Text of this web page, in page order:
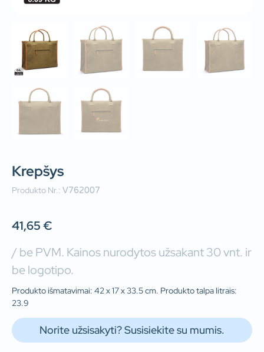
Krepšys
Produkto Nr.: V762007
41,65€
/ be PVM. Kainos nurodytos užsakant 30 vnt. ir
be logotipo.
Produkto išmatavimai: 42 x 17 x 33.5 cm. Produkto talpa litrais:
23.9
Norite užsisakyti? Susisiekite su mumis.